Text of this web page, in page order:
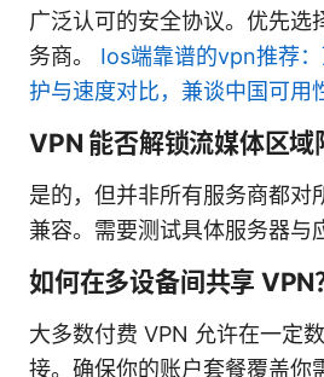
广泛认可的安全协议。优先选
务商。 Ios端靠谱的vpn推荐
护与速度对比，兼谈中国可用
VPN 能否解锁流媒体区域
是的，但并非所有服务商都对
兼容。需要测试具体服务器与
如何在多设备间共享 VPN
大多数付费 VPN 允许在一定
接。确保你的账户套餐覆盖你